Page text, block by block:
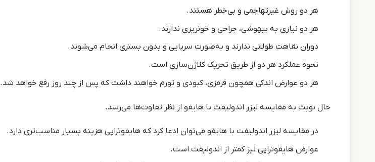
هر دو روش غیرتهاجمی و بی‌خطر هستند.
هر دو نیازی به بیهوشی، جراحی و خونریزی ندارند.
دوران نقاهت طولانی ندارند و به‌صورت سرپایی و بدون بستری انجام می‌شوند.
نحوه عملکرد هر دو از طریق تحریک کلاژن‌سازی است.
هر دو عوارض اندکی همچون قرمزی، کبودی و تورم خواهند داشت که پس از چند روز رفع خواهد شد.
حال نوبت به مقایسه لیزر اندولیفت با هایفو از نظر تفاوت‌ها می‌رسد.
در مقایسه لیزر اندولیفت با هایفو می‌توان ادعا کرد که هایفوتراپی هزینه بسیار مناسب‌تری دارد.
عوارض هایفوتراپی نیز کمتر از اندولیفت است.